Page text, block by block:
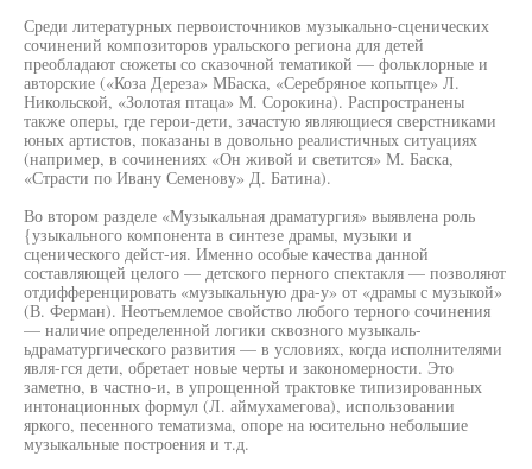
Среди литературных первоисточников музыкально-сценических
сочинений композиторов уральского региона для детей
преобладают сюжеты со сказочной тематикой — фольклорные и
авторские («Коза Дереза» МБаска, «Серебряное копытце» Л.
Никольской, «Золотая птаца» М. Сорокина). Распространены
также оперы, где герои-дети, зачастую являющиеся сверстниками
юных артистов, показаны в довольно реалистичных ситуациях
(например, в сочинениях «Он живой и светится» М. Баска,
«Страсти по Ивану Семенову» Д. Батина).
Во втором разделе «Музыкальная драматургия» выявлена роль
{узыкального компонента в синтезе драмы, музыки и
сценического дейст-ия. Именно особые качества данной
составляющей целого — детского перного спектакля — позволяют
отдифференцировать «музыкальную дра-у» от «драмы с музыкой»
(В. Ферман). Неотъемлемое свойство любого терного сочинения
— наличие определенной логики сквозного музыкаль-
ьдраматургического развития — в условиях, когда исполнителями
явля-гся дети, обретает новые черты и закономерности. Это
заметно, в частно-и, в упрощенной трактовке типизированных
интонационных формул (Л. аймухамегова), использовании
яркого, песенного тематизма, опоре на юсительно небольшие
музыкальные построения и т.д.